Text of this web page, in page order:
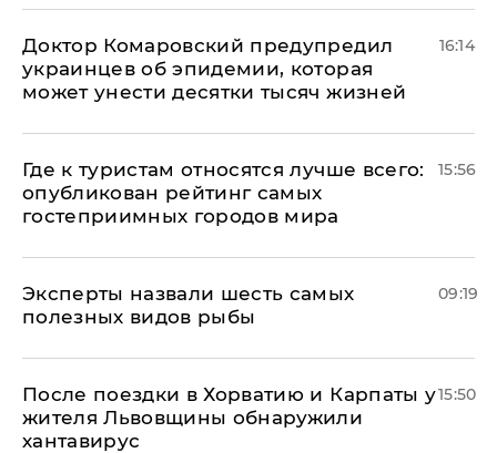
Доктор Комаровский предупредил
украинцев об эпидемии, которая
может унести десятки тысяч жизней
16:14
Где к туристам относятся лучше всего:
опубликован рейтинг самых
гостеприимных городов мира
15:56
Эксперты назвали шесть самых
полезных видов рыбы
09:19
После поездки в Хорватию и Карпаты у
жителя Львовщины обнаружили
хантавирус
15:50